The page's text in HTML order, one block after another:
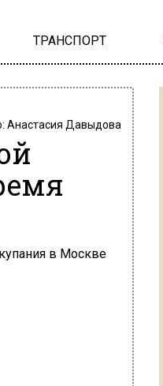
ТРАНСПОРТ
Анастасия Давыдова